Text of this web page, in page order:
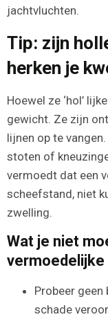
jachtvluchten.
Tip: zijn
herken je
Hoewel ze ‘hol’
gewicht. Ze zijn
lijnen op te
stoten of
vermoedt dat een
scheefstand, niet
zwelling.
Wat je niet
Probeer
schade